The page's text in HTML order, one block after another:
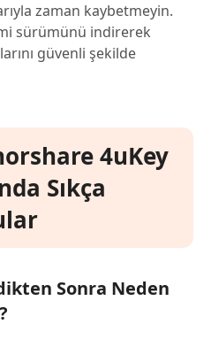
zaman kaybetmeyin.
sürümünü indirerek
güvenli şekilde
4uKey
Sıkça
Sonra Neden